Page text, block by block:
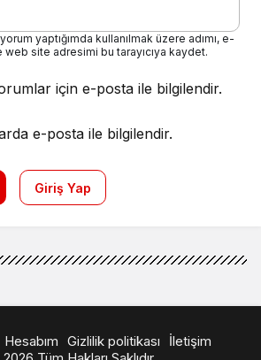
yaptığımda kullanılmak üzere adımı, e-
site adresimi bu tarayıcıya kaydet.
için e-posta ile bilgilendir.
e-posta ile bilgilendir.
Giriş Yap
Hesabım Gizlilik politikası
İletişim